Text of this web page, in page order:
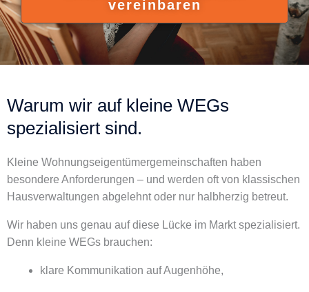
vereinbaren
Warum wir auf kleine WEGs
spezialisiert sind.
Kleine Wohnungseigentümergemeinschaften haben
besondere Anforderungen – und werden oft von klassischen
Hausverwaltungen abgelehnt oder nur halbherzig betreut.
Wir haben uns genau auf diese Lücke im Markt spezialisiert.
Denn kleine WEGs brauchen:
klare Kommunikation auf Augenhöhe,